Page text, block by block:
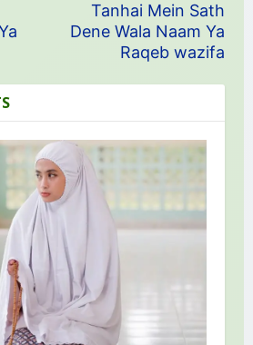
Tanhai Mein Sath
Dene Wala Naam Ya
Raqeb wazifa